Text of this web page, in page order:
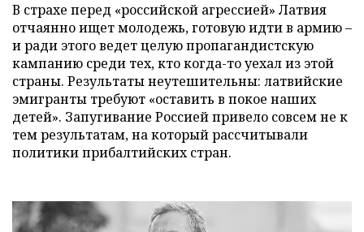
В страхе перед «российской агрессией» Латвия
отчаянно ищет молодежь, готовую идти в армию –
и ради этого ведет целую пропагандистскую
кампанию среди тех, кто когда-то уехал из этой
страны. Результаты неутешительны: латвийские
эмигранты требуют «оставить в покое наших
детей». Запугивание Россией привело совсем не к
тем результатам, на который рассчитывали
политики прибалтийских стран.